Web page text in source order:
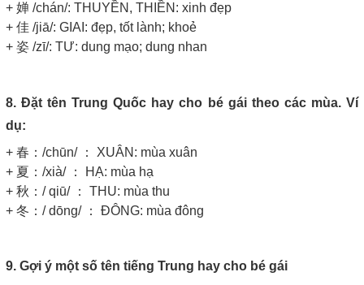
+ 婵 /chán/: THUYỀN, THIỀN: xinh đẹp
+ 佳 /jiā/: GIAI: đẹp, tốt lành; khoẻ
+ 姿 /zī/: TƯ: dung mạo; dung nhan
8. Đặt tên Trung Quốc hay cho bé gái theo các mùa. Ví
dụ:
+ 春：/chūn/ ： XUÂN: mùa xuân
+ 夏：/xià/ ： HẠ: mùa hạ
+ 秋：/ qiū/ ： THU: mùa thu
+ 冬：/ dōng/ ： ĐÔNG: mùa đông
9. Gợi ý một số tên tiếng Trung hay cho bé gái